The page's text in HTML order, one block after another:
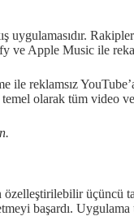
ve Apple Music ile
ile reklamsız
olarak tüm video ve
üçüncü
başardı.